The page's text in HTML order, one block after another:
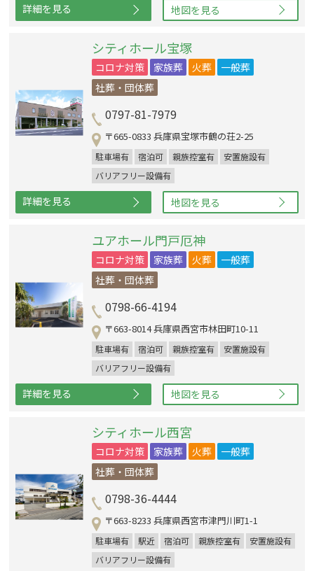
詳細を見る 地図を見る
シティホール宝塚
コロナ対策 家族葬 火葬
一般葬
社葬・団体葬
0797-81-7979
〒665-0833 兵庫県宝塚市鶴の荘2-25
駐車場有 宿泊可 親族控室有
安置施設有
バリアフリー設備有
詳細を見る 地図を見る
ユアホール門戸厄神
コロナ対策 家族葬 火葬
一般葬
社葬・団体葬
0798-66-4194
〒663-8014 兵庫県西宮市林田町10-11
駐車場有 宿泊可 親族控室有
安置施設有
バリアフリー設備有
詳細を見る 地図を見る
シティホール西宮
コロナ対策 家族葬 火葬
一般葬
社葬・団体葬
0798-36-4444
〒663-8233 兵庫県西宮市津門川町1-1
駐車場有 駅近 宿泊可 親族控室有
安置施設有
バリアフリー設備有